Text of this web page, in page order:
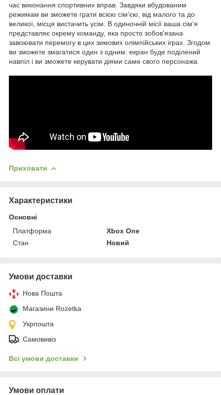
час виконання спортивних вправ. Завдяки вбудованим
режимам ви зможете грати всією сім'єю, від малого та до
великої, місця вистачить усім. В одиночній місії ваша сім'я
представляє окрему команду, яка просто зобов'язана
завоювати перемогу в цих зимових олімпійських іграх. Згодом
ви зможете змагатися один з одним: екран буде поділений
навпіл і ви зможете керувати діями саме свого персонажа.
Приховати
Характеристики
Основні
Платформа
Xbox One
Стан
Новий
Умови доставки
Нова Пошта
Магазини Rozetka
Укрпошта
Самовивіз
Всі умови доставки
Умови оплати